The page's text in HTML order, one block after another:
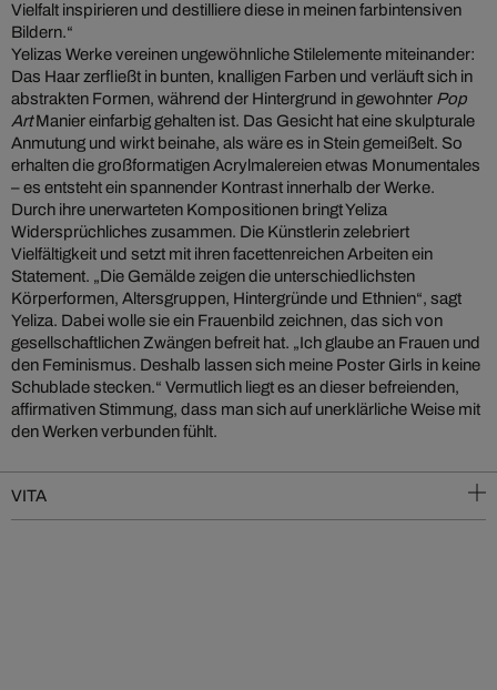
Vielfalt inspirieren und destilliere diese in meinen farbintensiven
Bildern.“
Yelizas Werke vereinen ungewöhnliche Stilelemente miteinander:
Das Haar zerfließt in bunten, knalligen Farben und verläuft sich in
abstrakten Formen, während der Hintergrund in gewohnter Pop
ArtManier einfarbig gehalten ist. Das Gesicht hat eine skulpturale
Anmutung und wirkt beinahe, als wäre es in Stein gemeißelt. So
erhalten die großformatigen Acrylmalereien etwas Monumentales
– es entsteht ein spannender Kontrast innerhalb der Werke.
Durch ihre unerwarteten Kompositionen bringt Yeliza
Widersprüchliches zusammen. Die Künstlerin zelebriert
Vielfältigkeit und setzt mit ihren facettenreichen Arbeiten ein
Statement. „Die Gemälde zeigen die unterschiedlichsten
Körperformen, Altersgruppen, Hintergründe und Ethnien“, sagt
Yeliza. Dabei wolle sie ein Frauenbild zeichnen, das sich von
gesellschaftlichen Zwängen befreit hat. „Ich glaube an Frauen und
den Feminismus. Deshalb lassen sich meine Poster Girls in keine
Schublade stecken.“ Vermutlich liegt es an dieser befreienden,
affirmativen Stimmung, dass man sich auf unerklärliche Weise mit
den Werken verbunden fühlt.
VITA